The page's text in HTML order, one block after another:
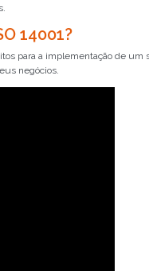
14001?
para a implementação de
negócios.